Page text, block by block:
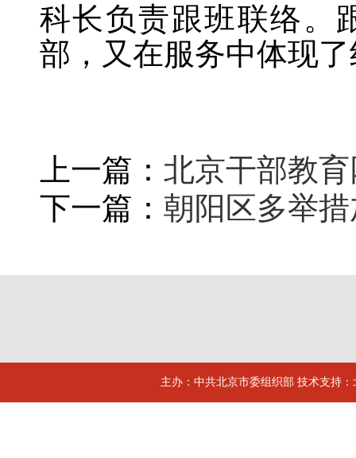
科长负责跟班联络。
部，又在服务中体现
上一篇： 北京干部教
下一篇： 朝阳区多举
主办：中共北京市委组织部 技术支持